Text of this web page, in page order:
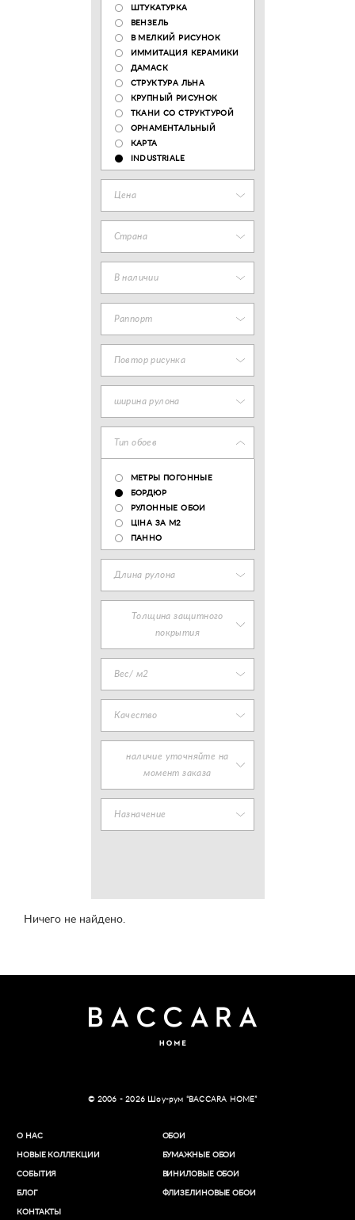
ШТУКАТУРКА
ВЕНЗЕЛЬ
В МЕЛКИЙ РИСУНОК
ИММИТАЦИЯ КЕРАМИКИ
ДАМАСК
СТРУКТУРА ЛЬНА
КРУПНЫЙ РИСУНОК
ТКАНИ СО СТРУКТУРОЙ
ОРНАМЕНТАЛЬНЫЙ
КАРТА
INDUSTRIALE
Цена
Страна
В наличии
Раппорт
Повтор рисунка
ширина рулона
Тип обоев
МЕТРЫ ПОГОННЫЕ
БОРДЮР
РУЛОННЫЕ ОБОИ
ЦІНА ЗА М2
ПАННО
Длина рулона
Толщина защитного
покрытия
Вес/ м2
Качество
наличие уточняйте на
момент заказа
Назначение
Ничего не найдено.
© 2006 - 2026 Шоу-рум “BACCARA HOME”
О НАС
НОВЫЕ КОЛЛЕКЦИИ
СОБЫТИЯ
БЛОГ
КОНТАКТЫ
ОБОИ
БУМАЖНЫЕ ОБОИ
ВИНИЛОВЫЕ ОБОИ​
ФЛИЗЕЛИНОВЫЕ ОБОИ